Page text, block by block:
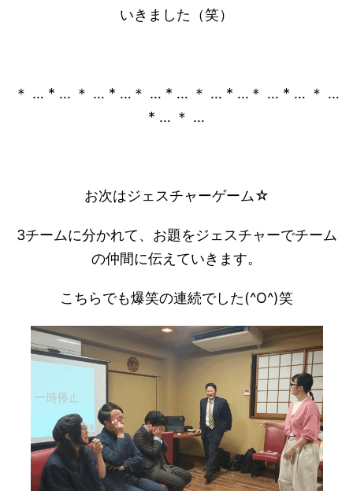
いきました（笑）
＊ … * … ＊ … * …＊ … * … ＊ … * …＊ … * … ＊ …
* … ＊ …
お次はジェスチャーゲーム☆
3チームに分かれて、お題をジェスチャーでチーム
の仲間に伝えていきます。
こちらでも爆笑の連続でした(^O^)笑